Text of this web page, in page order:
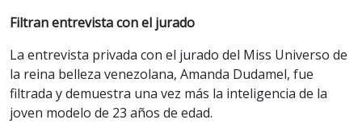
Filtran entrevista con el jurado
La entrevista privada con el jurado del Miss Universo de
la reina belleza venezolana, Amanda Dudamel, fue
filtrada y demuestra una vez más la inteligencia de la
joven modelo de 23 años de edad.